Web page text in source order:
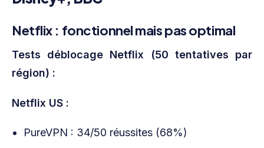
Netflix : fonctionnel mais pas optimal
Tests déblocage Netflix (50 tentatives par
région) :
Netflix US :
PureVPN : 34/50 réussites (68%)